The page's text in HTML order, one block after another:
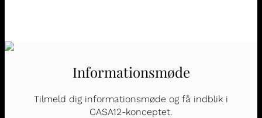
Informationsmøde
Tilmeld dig informationsmøde og få indblik i
CASA12-konceptet.